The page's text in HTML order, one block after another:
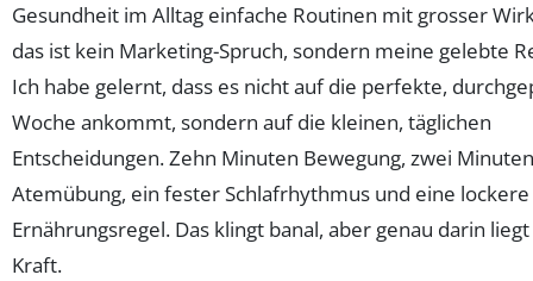
Gesundheit im Alltag einfache Routinen mit grosser
das ist kein Marketing-Spruch, sondern meine gelebte
Ich habe gelernt, dass es nicht auf die perfekte,
Woche ankommt, sondern auf die kleinen, täglichen
Entscheidungen. Zehn Minuten Bewegung, zwei Minuten
Atemübung, ein fester Schlafrhythmus und eine lockere
Ernährungsregel. Das klingt banal, aber genau darin
Kraft.